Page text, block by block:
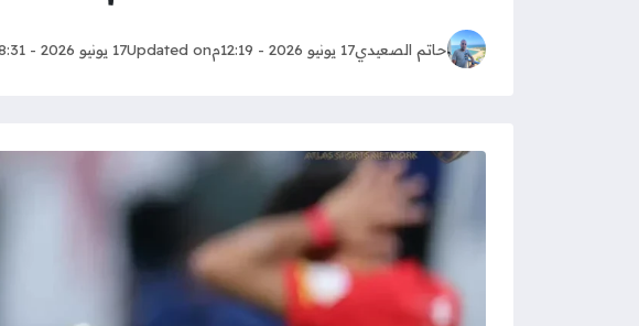
حاتم الصعيدي17 يونيو 2026 - 12:19م Updated on17 يونيو 2026 - 8:31ص